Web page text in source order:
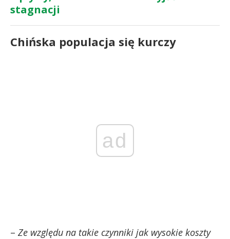
stagnacji
Chińska populacja się kurczy
ad
– Ze względu na takie czynniki jak wysokie koszty